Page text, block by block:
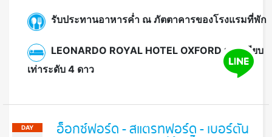
รับประทานอาหารค่ำ ณ ภัตตาคารของโรงแรมที่พัก
LEONARDO ROYAL HOTEL OXFORD หรือเทียบ
เท่าระดับ 4 ดาว
DAY อ็อกซ์ฟอร์ด - สแตรทฟอร์ด - เบอร์ตัน